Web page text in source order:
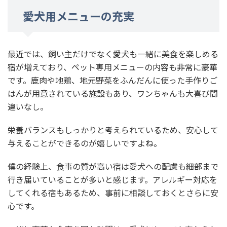
愛犬用メニューの充実
最近では、飼い主だけでなく愛犬も一緒に美食を楽しめる
宿が増えており、ペット専用メニューの内容も非常に豪華
です。鹿肉や地鶏、地元野菜をふんだんに使った手作りご
はんが用意されている施設もあり、ワンちゃんも大喜び間
違いなし。
栄養バランスもしっかりと考えられているため、安心して
与えることができるのが嬉しいですよね。
僕の経験上、食事の質が高い宿は愛犬への配慮も細部まで
行き届いていることが多いと感じます。アレルギー対応を
してくれる宿もあるため、事前に相談しておくとさらに安
心です。